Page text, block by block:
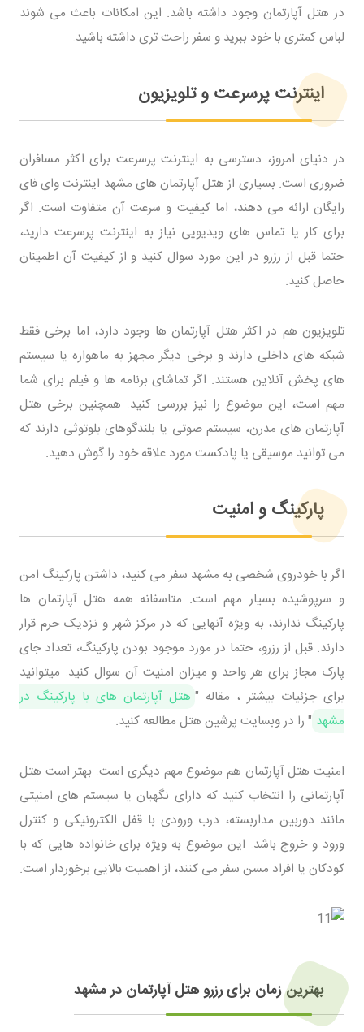
در هتل آپارتمان وجود داشته باشد. این امکانات باعث می شوند
لباس کمتری با خود ببرید و سفر راحت تری داشته باشید.
اینترنت پرسرعت و تلویزیون
در دنیای امروز، دسترسی به اینترنت پرسرعت برای اکثر مسافران
ضروری است. بسیاری از هتل آپارتمان های مشهد اینترنت وای فای
رایگان ارائه می دهند، اما کیفیت و سرعت آن متفاوت است. اگر
برای کار یا تماس های ویدیویی نیاز به اینترنت پرسرعت دارید،
حتما قبل از رزرو در این مورد سوال کنید و از کیفیت آن اطمینان
حاصل کنید.
تلویزیون هم در اکثر هتل آپارتمان ها وجود دارد، اما برخی فقط
شبکه های داخلی دارند و برخی دیگر مجهز به ماهواره یا سیستم
های پخش آنلاین هستند. اگر تماشای برنامه ها و فیلم برای شما
مهم است، این موضوع را نیز بررسی کنید. همچنین برخی هتل
آپارتمان های مدرن، سیستم صوتی یا بلندگوهای بلوتوثی دارند که
می توانید موسیقی یا پادکست مورد علاقه خود را گوش دهید.
پارکینگ و امنیت
اگر با خودروی شخصی به مشهد سفر می کنید، داشتن پارکینگ امن
و سرپوشیده بسیار مهم است. متاسفانه همه هتل آپارتمان ها
پارکینگ ندارند، به ویژه آنهایی که در مرکز شهر و نزدیک حرم قرار
دارند. قبل از رزرو، حتما در مورد موجود بودن پارکینگ، تعداد جای
پارک مجاز برای هر واحد و میزان امنیت آن سوال کنید. میتوانید
برای جزئیات بیشتر ، مقاله " هتل آپارتمان های با پارکینگ در
مشهد " را در وبسایت پرشین هتل مطالعه کنید.
امنیت هتل آپارتمان هم موضوع مهم دیگری است. بهتر است هتل
آپارتمانی را انتخاب کنید که دارای نگهبان یا سیستم های امنیتی
مانند دوربین مداربسته، درب ورودی با قفل الکترونیکی و کنترل
ورود و خروج باشد. این موضوع به ویژه برای خانواده هایی که با
کودکان یا افراد مسن سفر می کنند، از اهمیت بالایی برخوردار است.
بهترین زمان برای رزرو هتل آپارتمان در مشهد